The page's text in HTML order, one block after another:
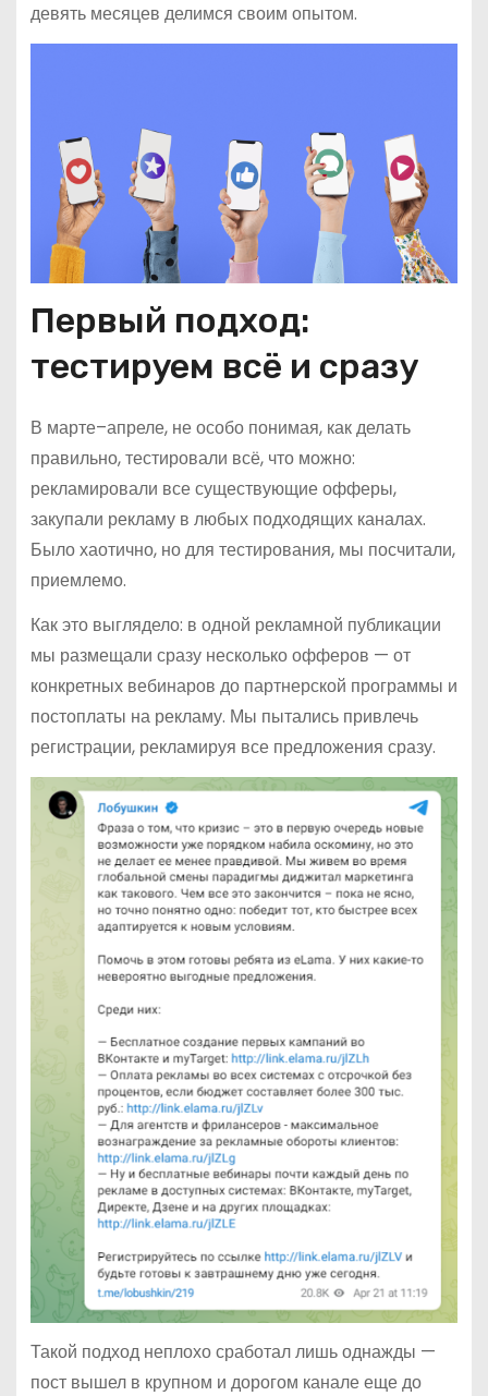
девять месяцев делимся своим опытом.
Первый подход:
тестируем всё и сразу
В марте–апреле, не особо понимая, как делать
правильно, тестировали всё, что можно:
рекламировали все существующие офферы,
закупали рекламу в любых подходящих каналах.
Было хаотично, но для тестирования, мы посчитали,
приемлемо.
Как это выглядело: в одной рекламной публикации
мы размещали сразу несколько офферов — от
конкретных вебинаров до партнерской программы и
постоплаты на рекламу. Мы пытались привлечь
регистрации, рекламируя все предложения сразу.
Такой подход неплохо сработал лишь однажды —
пост вышел в крупном и дорогом канале еще до